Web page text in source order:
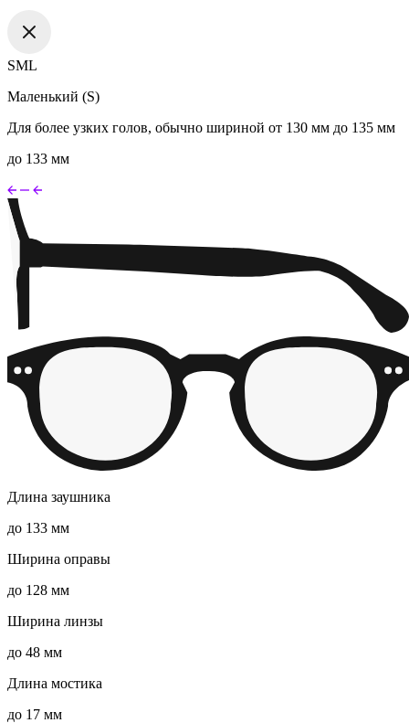
SML
Маленький (S)
Для более узких голов, обычно шириной от 130 мм до 135 мм
до 133 мм
Длина заушника
до 133 мм
Ширина оправы
до 128 мм
Ширина линзы
до 48 мм
Длина мостика
до 17 мм